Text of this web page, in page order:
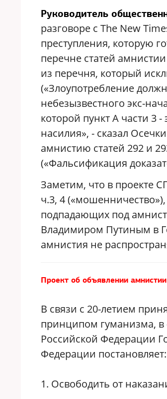
Руководитель
разговоре с The New
преступления, которую
перечне статей
из перечня, который
(«Злоупотребление
небезызвестного экс-
которой пункт А части
насилия», - сказал
амнистию статей 292 и
(«Фальсификация
Заметим, что в проекте
ч.3, 4 («мошенничество»),
подпадающих под
Владимиром Путиным в
амнистия не
Проект об объявлении
В связи с 20-летием
принципом гуманизма, в
Российской Федерации
Федерации постановляет:
1. Освободить от